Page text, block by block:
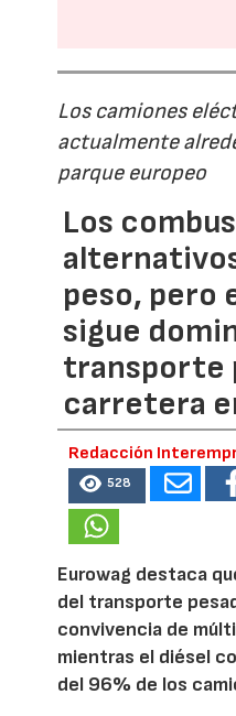
Los camiones
actualmente
parque europeo
Los
peso, pero
sigue
transporte
carretera
Redacción
528
Eurowag destaca
del transporte
convivencia de
mientras el diésel
del 96% de los